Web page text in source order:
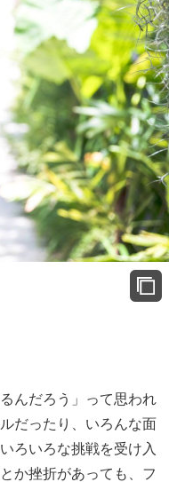
んだろう」って思われ
だったり、いろんな面
ろいろな挑戦を受け入
か挫折があっても、フ